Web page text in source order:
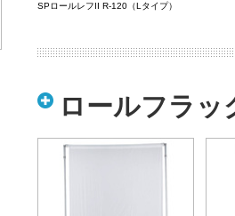
SPロールレフII R-120（Lタイプ）
ロールフラ